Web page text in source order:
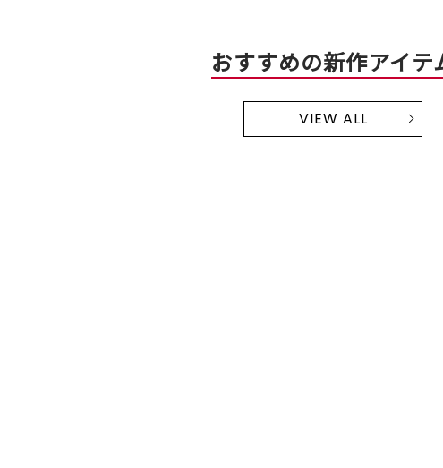
おすすめの新作アイテ
VIEW ALL